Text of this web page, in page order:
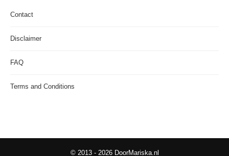
Contact
Disclaimer
FAQ
Terms and Conditions
© 2013 - 2026 DoorMariska.nl